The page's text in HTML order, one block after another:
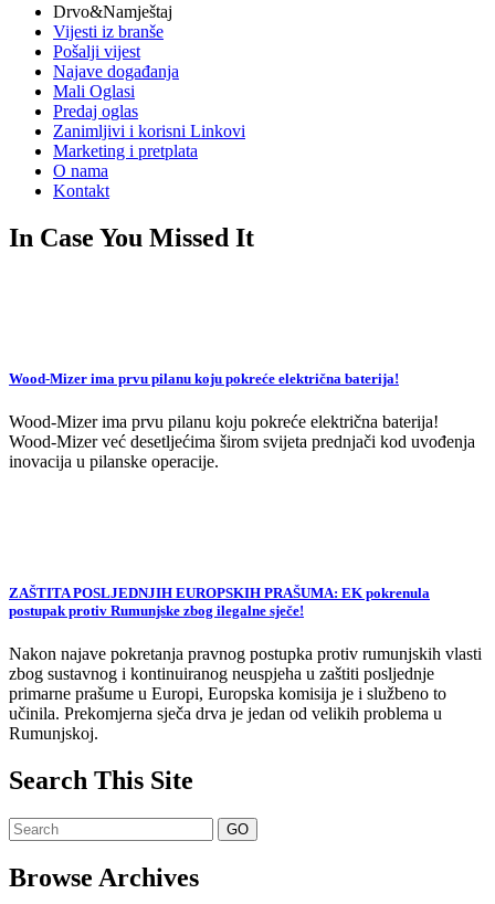
Drvo&Namještaj
Vijesti iz branše
Pošalji vijest
Najave događanja
Mali Oglasi
Predaj oglas
Zanimljivi i korisni Linkovi
Marketing i pretplata
O nama
Kontakt
In Case You Missed It
Wood-Mizer ima prvu pilanu koju pokreće električna baterija!
Wood-Mizer ima prvu pilanu koju pokreće električna baterija!
Wood-Mizer već desetljećima širom svijeta prednjači kod uvođenja
inovacija u pilanske operacije.
ZAŠTITA POSLJEDNJIH EUROPSKIH PRAŠUMA: EK pokrenula
postupak protiv Rumunjske zbog ilegalne sječe!
Nakon najave pokretanja pravnog postupka protiv rumunjskih vlasti
zbog sustavnog i kontinuiranog neuspjeha u zaštiti posljednje
primarne prašume u Europi, Europska komisija je i službeno to
učinila. Prekomjerna sječa drva je jedan od velikih problema u
Rumunjskoj.
Search This Site
Browse Archives